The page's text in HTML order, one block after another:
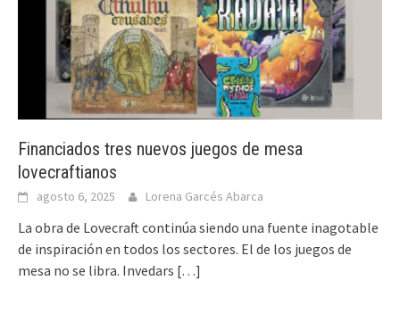
Financiados tres nuevos juegos de mesa
lovecraftianos
agosto 6, 2025 Lorena Garcés Abarca
La obra de Lovecraft continúa siendo una fuente inagotable
de inspiración en todos los sectores. El de los juegos de
mesa no se libra. Invedars […]